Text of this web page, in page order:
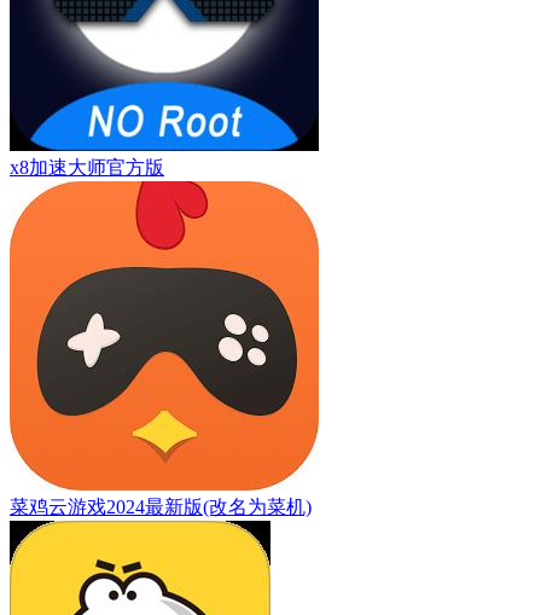
x8加速大师官方版
菜鸡云游戏2024最新版(改名为菜机)